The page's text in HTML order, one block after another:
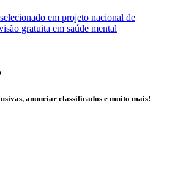
anunciar classificados e muito mais!